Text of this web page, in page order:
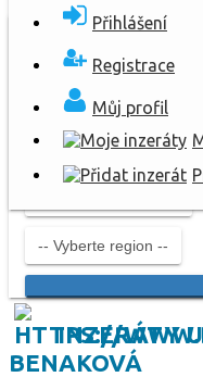
Přihlášení
Registrace
Můj profil
INZERÁTY
BENAKOVÁ